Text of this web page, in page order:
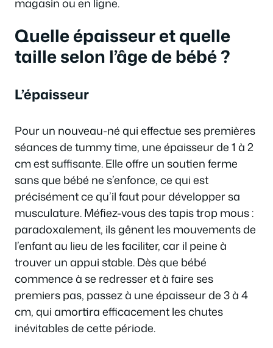
Quelle épaisseur et quelle
taille selon l’âge de bébé ?
L’épaisseur
Pour un nouveau-né qui effectue ses premières
séances de tummy time, une épaisseur de 1 à 2
cm est suffisante. Elle offre un soutien ferme
sans que bébé ne s’enfonce, ce qui est
précisément ce qu’il faut pour développer sa
musculature. Méfiez-vous des tapis trop mous :
paradoxalement, ils gênent les mouvements de
l’enfant au lieu de les faciliter, car il peine à
trouver un appui stable. Dès que bébé
commence à se redresser et à faire ses
premiers pas, passez à une épaisseur de 3 à 4
cm, qui amortira efficacement les chutes
inévitables de cette période.